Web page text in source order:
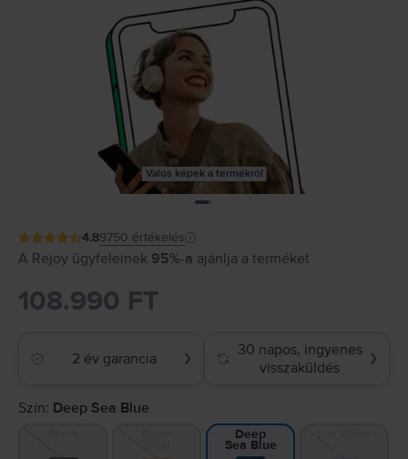
Valós képek a termékről
4.89750 értékelés
A Rejoy ügyfeleinek 95%-a ajánlja a terméket
108.990 FT
2 év garancia ❯
30 napos, ingyenes
visszaküldés
❯
Szín: Deep Sea Blue
Deep
Sea Blue